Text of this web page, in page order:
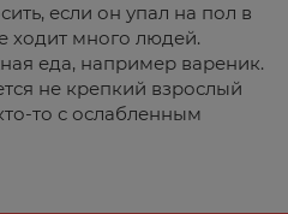
если он упал на пол в
ходит много людей.
еда, например вареник.
не крепкий взрослый
то с ослабленным